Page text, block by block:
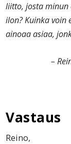
liitto, josta minun
ilon? Kuinka voin
ainoaa asiaa,
–
Vastaus
Reino,